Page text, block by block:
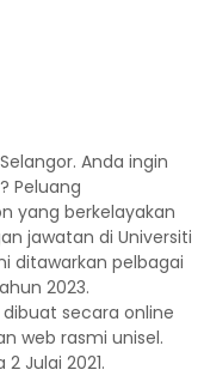
Anda ingin
Peluang
yang berkelayakan
jawatan di Universiti
ditawarkan pelbagai
2023.
secara online
web rasmi unisel.
Julai 2021.